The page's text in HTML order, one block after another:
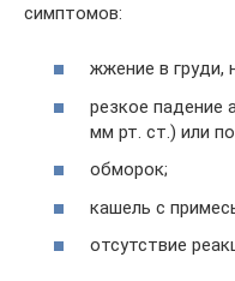
симптомов:
жжение в груди,
резкое падение
мм рт. ст.) или
обморок;
кашель с
отсутствие